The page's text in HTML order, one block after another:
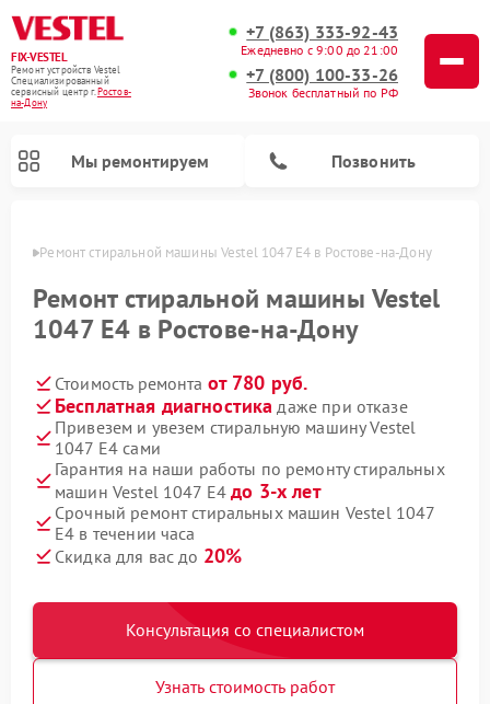
FIX-VESTEL
Ремонт устройств Vestel
Специализированный
cервисный центр г.Ростов-
на-Дону
+7 (863) 333-92-43
Ежедневно с 9:00 до 21:00
+7 (800) 100-33-26
Звонок бесплатный по РФ
Мы ремонтируем Позвонить
Ремонт стиральной машины Vestel 1047 E4 в Ростове-на-Дону
Ремонт стиральной машины Vestel
1047 E4 в Ростове-на-Дону
Стоимость ремонта от 780 руб.
Бесплатная диагностика даже при отказе
Привезем и увезем стиральную машину Vestel
1047 E4 сами
Гарантия на наши работы по ремонту стиральных
машин Vestel 1047 E4до 3-х лет
Срочный ремонт стиральных машин Vestel 1047
E4 в течении часа
Скидка для вас до 20%
Консультация со специалистом
Узнать стоимость работ